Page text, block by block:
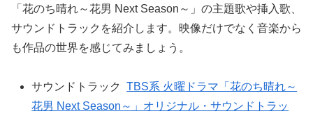
「花のち晴れ～花男 Next Season～」の主題歌や挿入歌、
サウンドトラックを紹介します。映像だけでなく音楽から
も作品の世界を感じてみましょう。
サウンドトラック
TBS系 火曜ドラマ「花のち晴れ～
花男 Next Season～」オリジナル・サウンドトラッ